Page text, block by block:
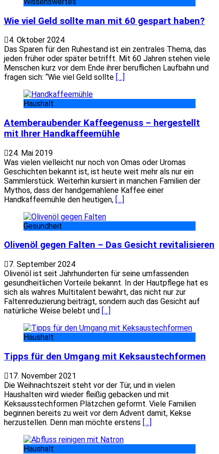
Wie viel Geld sollte man mit 60 gespart haben?
4. Oktober 2024
Das Sparen für den Ruhestand ist ein zentrales Thema, das
jeden früher oder später betrifft. Mit 60 Jahren stehen viele
Menschen kurz vor dem Ende ihrer beruflichen Laufbahn und
fragen sich: “Wie viel Geld sollte […]
Haushalt
Atemberaubender Kaffeegenuss – hergestellt
mit Ihrer Handkaffeemühle
24. Mai 2019
Was vielen vielleicht nur noch von Omas oder Uromas
Geschichten bekannt ist, ist heute weit mehr als nur ein
Sammlerstück. Weiterhin kursiert in manchen Familien der
Mythos, dass der handgemahlene Kaffee einer
Handkaffeemühle den heutigen, […]
Gesundheit
Olivenöl gegen Falten – Das Gesicht revitalisieren
7. September 2024
Olivenöl ist seit Jahrhunderten für seine umfassenden
gesundheitlichen Vorteile bekannt. In der Hautpflege hat es
sich als wahres Multitalent bewährt, das nicht nur zur
Faltenreduzierung beiträgt, sondern auch das Gesicht auf
natürliche Weise belebt und […]
Haushalt
Tipps für den Umgang mit Keksaustechformen
17. November 2021
Die Weihnachtszeit steht vor der Tür, und in vielen
Haushalten wird wieder fleißig gebacken und mit
Keksausstechformen Plätzchen geformt. Viele Familien
beginnen bereits zu weit vor dem Advent damit, Kekse
herzustellen. Denn man möchte erstens […]
Haushalt